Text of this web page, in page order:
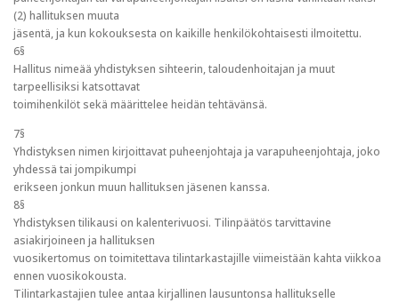
(2) hallituksen muuta
jäsentä, ja kun kokouksesta on kaikille henkilökohtaisesti ilmoitettu.
6§
Hallitus nimeää yhdistyksen sihteerin, taloudenhoitajan ja muut
tarpeellisiksi katsottavat
toimihenkilöt sekä määrittelee heidän tehtävänsä.
7§
Yhdistyksen nimen kirjoittavat puheenjohtaja ja varapuheenjohtaja, joko
yhdessä tai jompikumpi
erikseen jonkun muun hallituksen jäsenen kanssa.
8§
Yhdistyksen tilikausi on kalenterivuosi. Tilinpäätös tarvittavine
asiakirjoineen ja hallituksen
vuosikertomus on toimitettava tilintarkastajille viimeistään kahta viikkoa
ennen vuosikokousta.
Tilintarkastajien tulee antaa kirjallinen lausuntonsa hallitukselle